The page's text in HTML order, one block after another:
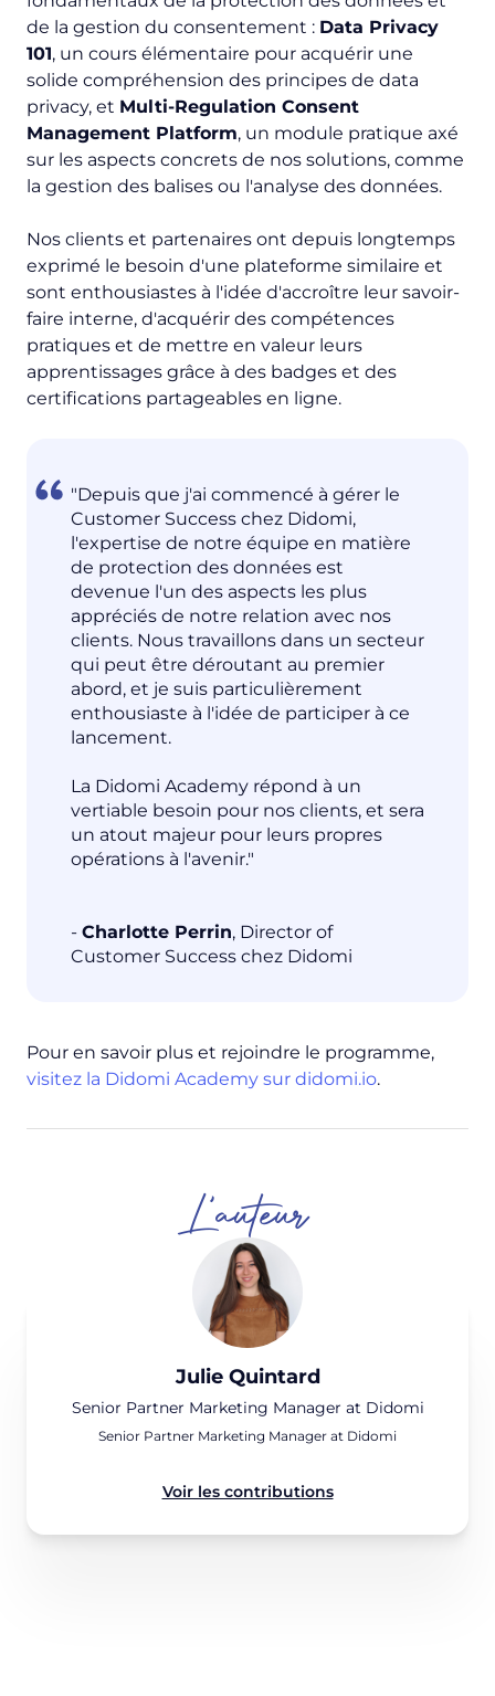
de la gestion du consentement : Data Privacy
101, un cours élémentaire pour acquérir une
solide compréhension des principes de data
privacy, et Multi-Regulation Consent
Management Platform, un module pratique axé
sur les aspects concrets de nos solutions, comme
la gestion des balises ou l'analyse des données.
Nos clients et partenaires ont depuis longtemps
exprimé le besoin d'une plateforme similaire et
sont enthousiastes à l'idée d'accroître leur savoir-
faire interne, d'acquérir des compétences
pratiques et de mettre en valeur leurs
apprentissages grâce à des badges et des
certifications partageables en ligne.
"Depuis que j'ai commencé à gérer le
Customer Success chez Didomi,
l'expertise de notre équipe en matière
de protection des données est
devenue l'un des aspects les plus
appréciés de notre relation avec nos
clients. Nous travaillons dans un secteur
qui peut être déroutant au premier
abord, et je suis particulièrement
enthousiaste à l'idée de participer à ce
lancement.
La Didomi Academy répond à un
vertiable besoin pour nos clients, et sera
un atout majeur pour leurs propres
opérations à l'avenir."
- Charlotte Perrin, Director of
Customer Success chez Didomi
Pour en savoir plus et rejoindre le programme,
visitez la Didomi Academy sur didomi.io.
L'auteur
Julie Quintard
Senior Partner Marketing Manager at Didomi
Senior Partner Marketing Manager at Didomi
Voir les contributions